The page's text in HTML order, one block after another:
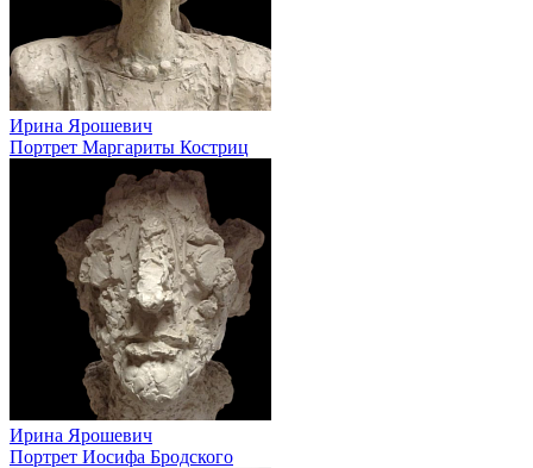
Ирина Ярошевич
Портрет Маргариты Костриц
Ирина Ярошевич
Портрет Иосифа Бродского